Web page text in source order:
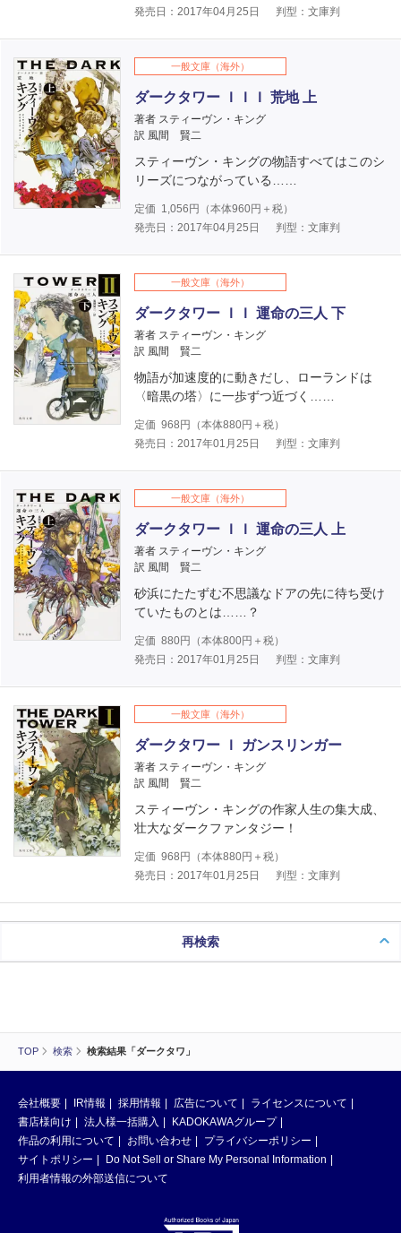
TOP 検索 検索結果「ダークタワ」
発売日：2017年04月25日
判型：文庫判
一般文庫（海外）
ダークタワー ＩＩＩ 荒地 上
著者 スティーヴン・キング
訳 風間 賢二
スティーヴン・キングの物語すべてはこのシ
リーズにつながっている……
定価 1,056 円（本体960円＋税）
発売日：2017年04月25日
判型：文庫判
一般文庫（海外）
ダークタワー ＩＩ 運命の三人 下
著者 スティーヴン・キング
訳 風間 賢二
物語が加速度的に動きだし、ローランドは
〈暗黒の塔〉に一歩ずつ近づく……
定価 968 円（本体880円＋税）
発売日：2017年01月25日
判型：文庫判
一般文庫（海外）
ダークタワー ＩＩ 運命の三人 上
著者 スティーヴン・キング
訳 風間 賢二
砂浜にたたずむ不思議なドアの先に待ち受け
ていたものとは……？
定価 880円（本体800円＋税）
発売日：2017年01月25日
判型：文庫判
一般文庫（海外）
ダークタワー Ｉ ガンスリンガー
著者 スティーヴン・キング
訳 風間 賢二
スティーヴン・キングの作家人生の集大成、
壮大なダークファンタジー！
定価 968 円（本体880円＋税）
発売日：2017年01月25日
判型：文庫判
再検索
会社概要 IR情報 採用情報 広告について
ライセンスについて
書店様向け
法人様一括購入
KADOKAWAグループ
作品の利用について
お問い合わせ
プライバシーポリシー
サイトポリシー
Do Not Sell or Share My Personal Information
利用者情報の外部送信について